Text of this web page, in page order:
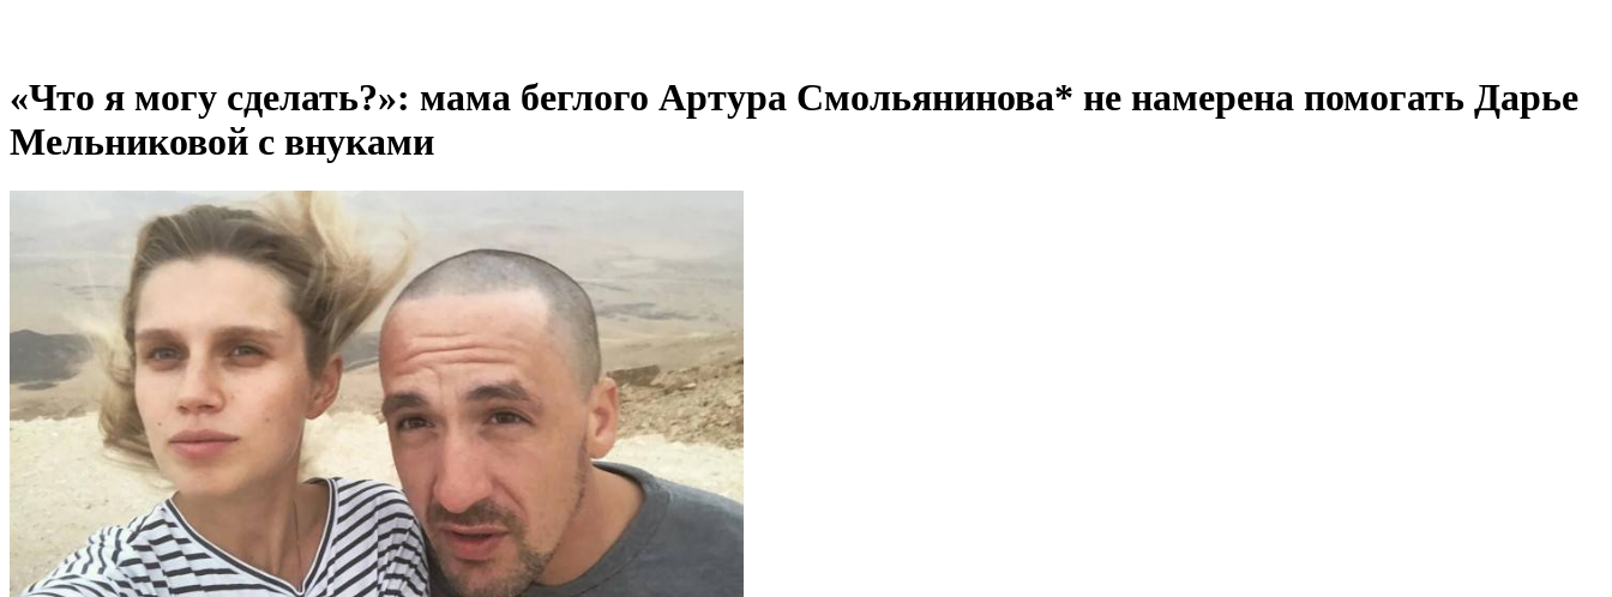
«Что я могу сделать?»: мама беглого Артура Смольянинова* не намерена помогать Дарье
Мельниковой с внуками